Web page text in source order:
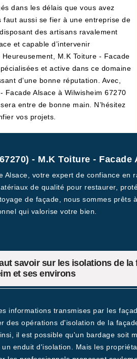
dans les délais que vous avez
faut aussi se fier à une entreprise de
des artisans ravalement
et capable d’intervenir
Heureusement, M.K Toiture - Facade
et active dans ce domaine
d’une bonne réputation. Avec,
Facade Alsace à Wilwisheim 67270
entre de bonne main. N’hésitez
vos projets.
- M.K Toiture -
votre expert de confiance en
de qualité pour restaurer,
de façade, nous sommes prêts
qui valorise votre bien.
savoir sur les isolations de
et ses environs
informations transmises par les
des opérations d'isolation de la
il est possible qu'un bardage soit
un enduit d'isolation. Mais les